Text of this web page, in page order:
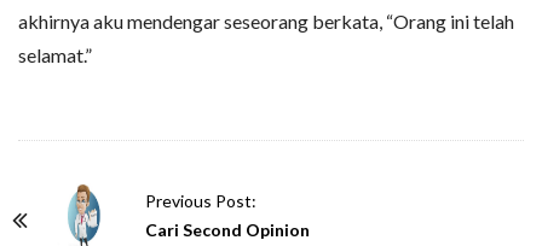
akhirnya aku mendengar seseorang berkata, “Orang ini telah
selamat.”
Previous Post:
Cari Second Opinion